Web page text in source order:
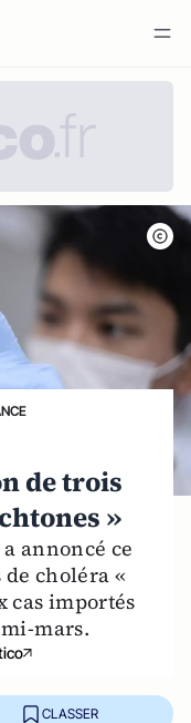
de trois
»
annoncé ce
choléra «
cas importés
mars.
CLASSER